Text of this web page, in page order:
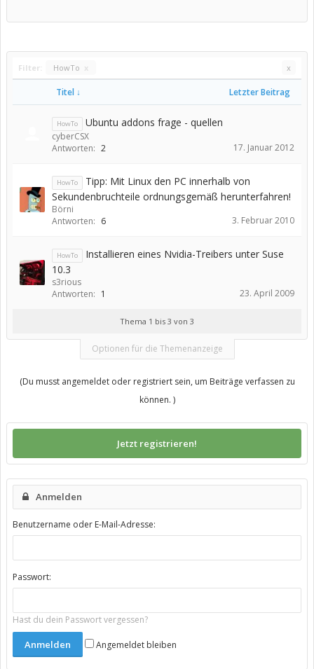
Filter: HowTo x x
Titel ↓ Letzter Beitrag
HowTo Ubuntu addons frage - quellen
cyberCSX
Antworten: 2 17. Januar 2012
HowTo
Tipp: Mit Linux den PC innerhalb von
Sekundenbruchteile ordnungsgemäß herunterfahren!
Börni
Antworten: 6 3. Februar 2010
HowTo
Installieren eines Nvidia-Treibers unter Suse
10.3
s3rious
Antworten: 1 23. April 2009
Thema 1 bis 3 von 3
Optionen für die Themenanzeige
(Du musst angemeldet oder registriert sein, um Beiträge verfassen zu
können. )
Jetzt registrieren!
Anmelden
Benutzername oder E-Mail-Adresse:
Passwort:
Hast du dein Passwort vergessen?
Angemeldet bleiben